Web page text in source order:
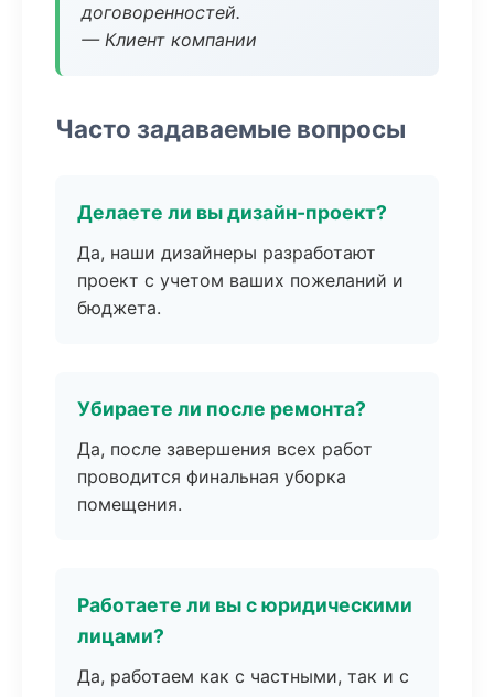
договоренностей.
— Клиент компании
Часто задаваемые вопросы
Делаете ли вы дизайн-проект?
Да, наши дизайнеры разработают
проект с учетом ваших пожеланий и
бюджета.
Убираете ли после ремонта?
Да, после завершения всех работ
проводится финальная уборка
помещения.
Работаете ли вы с юридическими
лицами?
Да, работаем как с частными, так и с